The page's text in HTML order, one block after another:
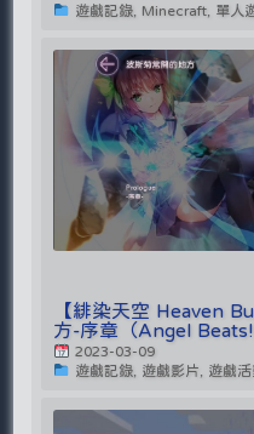
遊戲記錄, Minecraft, 單人
【緋染天空 Heaven
方-序章（Angel Beats!
2023-03-09
遊戲記錄, 遊戲影片, 遊戲